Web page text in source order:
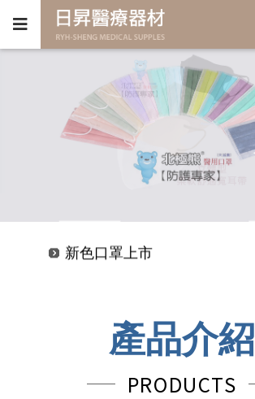
新色口罩上市
新色口罩上市
產品介紹
PRODUCTS